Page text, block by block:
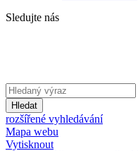
Sledujte nás
Hledat
rozšířené vyhledávání
Mapa webu
Vytisknout